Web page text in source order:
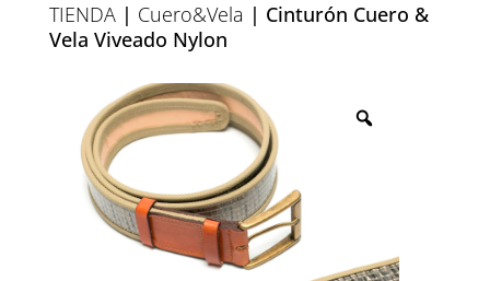
TIENDA| Cuero&Vela | Cinturón Cuero &
Vela Viveado Nylon